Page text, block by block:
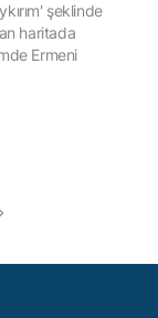
şeklinde
haritada
Ermeni